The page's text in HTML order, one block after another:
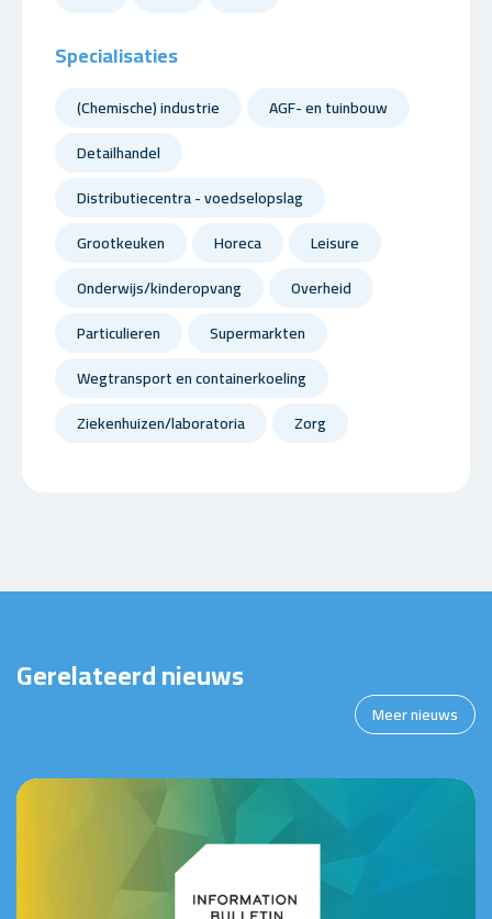
Specialisaties
(Chemische) industrie
AGF- en tuinbouw
Detailhandel
Distributiecentra - voedselopslag
Grootkeuken
Horeca
Leisure
Onderwijs/kinderopvang
Overheid
Particulieren
Supermarkten
Wegtransport en containerkoeling
Ziekenhuizen/laboratoria
Zorg
Gerelateerd nieuws
Meer nieuws